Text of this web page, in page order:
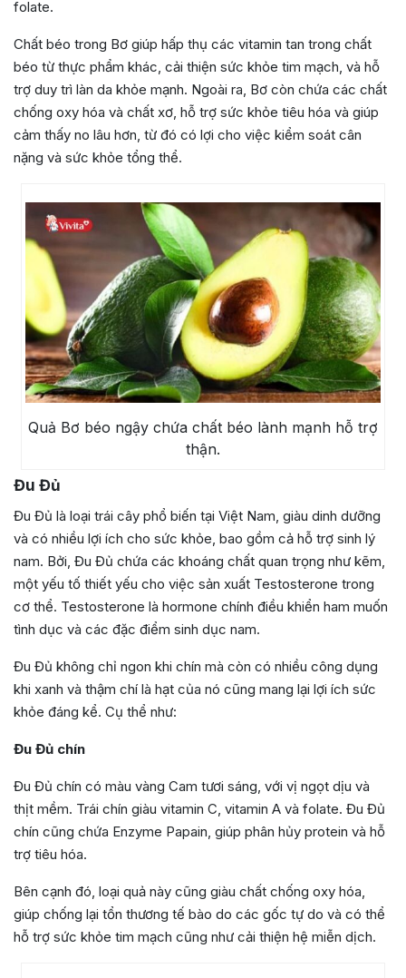
folate.
Chất béo trong Bơ giúp hấp thụ các vitamin tan trong chất
béo từ thực phẩm khác, cải thiện sức khỏe tim mạch, và hỗ
trợ duy trì làn da khỏe mạnh. Ngoài ra, Bơ còn chứa các chất
chống oxy hóa và chất xơ, hỗ trợ sức khỏe tiêu hóa và giúp
cảm thấy no lâu hơn, từ đó có lợi cho việc kiểm soát cân
nặng và sức khỏe tổng thể.
Quả Bơ béo ngậy chứa chất béo lành mạnh hỗ trợ
thận.
Đu Đủ
Đu Đủ là loại trái cây phổ biến tại Việt Nam, giàu dinh dưỡng
và có nhiều lợi ích cho sức khỏe, bao gồm cả hỗ trợ sinh lý
nam. Bởi, Đu Đủ chứa các khoáng chất quan trọng như kẽm,
một yếu tố thiết yếu cho việc sản xuất Testosterone trong
cơ thể. Testosterone là hormone chính điều khiển ham muốn
tình dục và các đặc điểm sinh dục nam.
Đu Đủ không chỉ ngon khi chín mà còn có nhiều công dụng
khi xanh và thậm chí là hạt của nó cũng mang lại lợi ích sức
khỏe đáng kể. Cụ thể như:
Đu Đủ chín
Đu Đủ chín có màu vàng Cam tươi sáng, với vị ngọt dịu và
thịt mềm. Trái chín giàu vitamin C, vitamin A và folate. Đu Đủ
chín cũng chứa Enzyme Papain, giúp phân hủy protein và hỗ
trợ tiêu hóa.
Bên cạnh đó, loại quả này cũng giàu chất chống oxy hóa,
giúp chống lại tổn thương tế bào do các gốc tự do và có thể
hỗ trợ sức khỏe tim mạch cũng như cải thiện hệ miễn dịch.